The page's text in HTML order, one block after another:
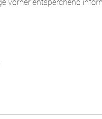
vorher entsperchend